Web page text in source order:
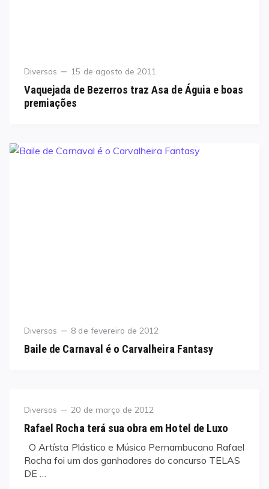
Category
Diversos
Posted
on
15 de agosto de 2011
Vaquejada de Bezerros traz Asa de Águia e boas
premiações
Category
Diversos
Posted
8 de fevereiro de 2012
Baile de Carnaval é o Carvalheira Fantasy
Category
Diversos
Posted
20 de março de 2012
Rafael Rocha terá sua obra em Hotel de Luxo
O Artísta Plástico e Músico Pernambucano Rafael
Rocha foi um dos ganhadores do concurso TELAS
DE …